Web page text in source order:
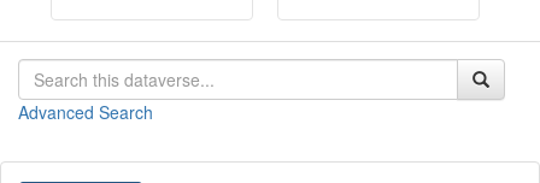
Depositors interested in deposit of their data into the LiDA
Lietuvos humanitarinių ir socialinių mokslų duomenų
Advanced Search